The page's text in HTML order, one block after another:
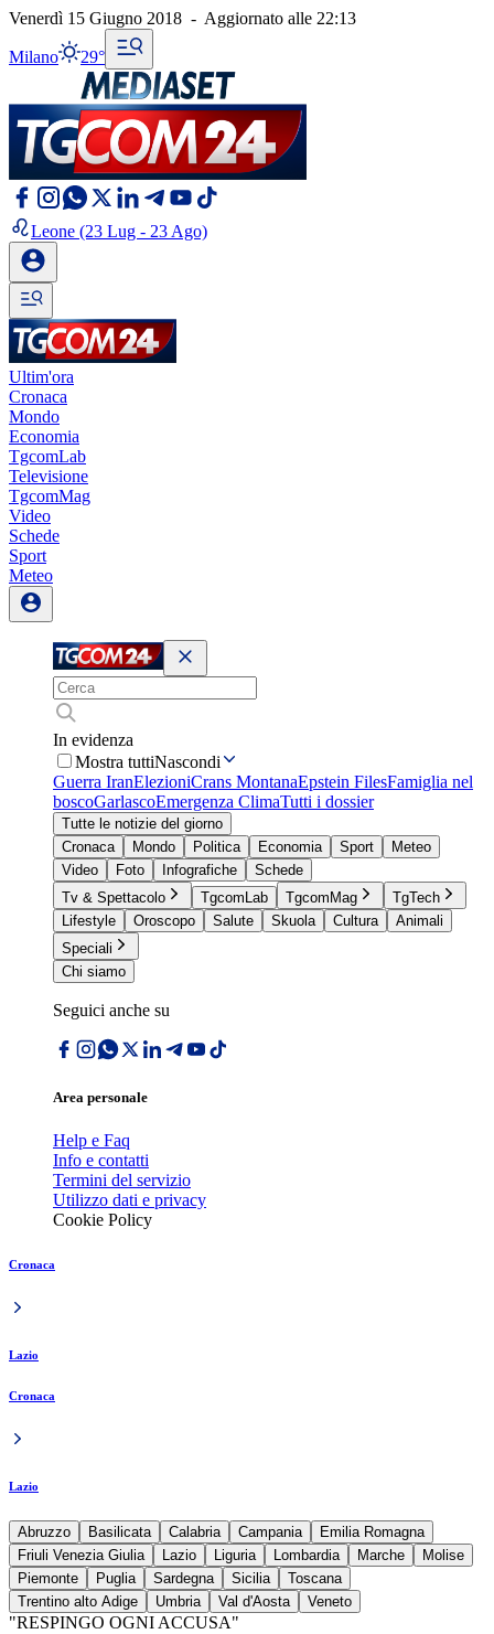
Venerdì 15 Giugno 2018 - Aggiornato alle 22:13
Milano 29°
Leone (23 Lug - 23 Ago)
Ultim'ora
Cronaca
Mondo
Economia
TgcomLab
Televisione
TgcomMag
Video
Schede
Sport
Meteo
In evidenza
Mostra tuttiNascondi
Guerra IranElezioniCrans MontanaEpstein FilesFamiglia nel
boscoGarlascoEmergenza ClimaTutti i dossier
Tutte le notizie del giorno
Cronaca
Mondo Politica Economia Sport
Meteo
Video
Foto Infografiche
Schede
Tv & Spettacolo
TgcomLab TgcomMag
TgTech
Lifestyle
Oroscopo Salute Skuola Cultura
Animali
Speciali
Chi siamo
Seguici anche su
Area personale
Help e Faq
Info e contatti
Termini del servizio
Utilizzo dati e privacy
Cookie Policy
Cronaca
Lazio
Cronaca
Lazio
Abruzzo Basilicata Calabria Campania
Emilia Romagna
Friuli Venezia Giulia
Lazio Liguria Lombardia Marche
Molise
Piemonte
Puglia Sardegna Sicilia
Toscana
Trentino alto Adige
Umbria Val d'Aosta Veneto
"RESPINGO OGNI ACCUSA"